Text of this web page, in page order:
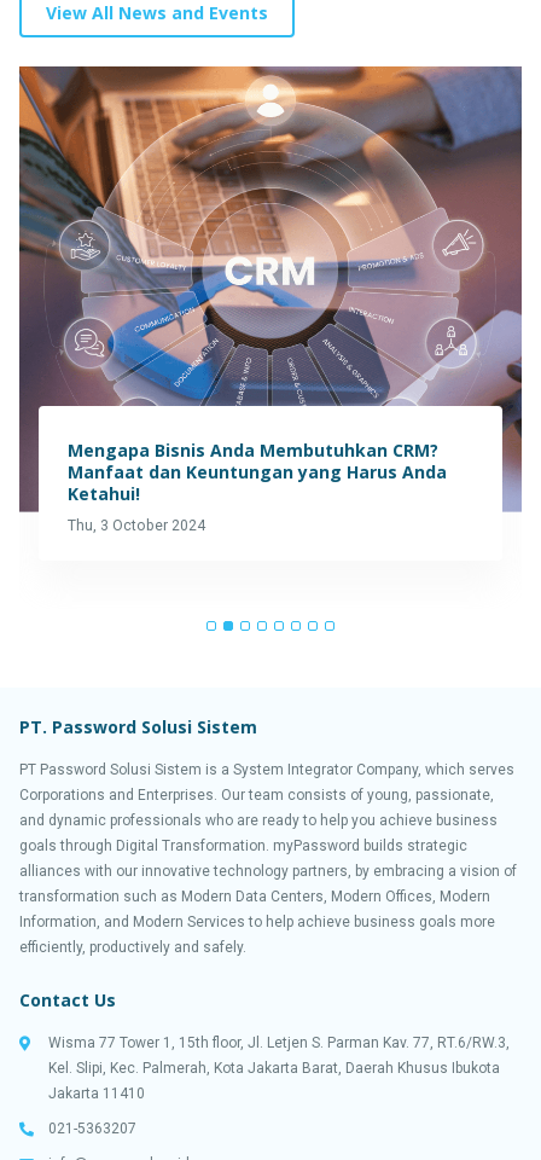
View All News and Events
Mengapa Bisnis Anda Membutuhkan CRM?
Manfaat dan Keuntungan yang Harus Anda
Ketahui!
Thu, 3 October 2024
PT. Password Solusi Sistem
PT Password Solusi Sistem is a System Integrator Company, which serves
Corporations and Enterprises. Our team consists of young, passionate,
and dynamic professionals who are ready to help you achieve business
goals through Digital Transformation. myPassword builds strategic
alliances with our innovative technology partners, by embracing a vision of
transformation such as Modern Data Centers, Modern Offices, Modern
Information, and Modern Services to help achieve business goals more
efficiently, productively and safely.
Contact Us
Wisma 77 Tower 1, 15th floor, Jl. Letjen S. Parman Kav. 77, RT.6/RW.3,
Kel. Slipi, Kec. Palmerah, Kota Jakarta Barat, Daerah Khusus Ibukota
Jakarta 11410
021-5363207